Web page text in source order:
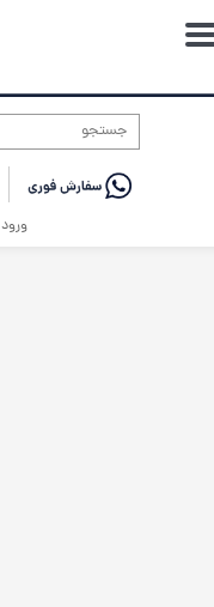
ورود
حساب کاربری من
تغییر گذر واژه
خروج از حساب کاربری